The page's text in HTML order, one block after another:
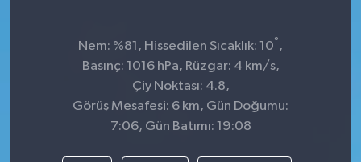
Nem: %81, Hissedilen Sıcaklık: 10° ,
Basınç: 1016 hPa, Rüzgar: 4 km/s,
Çiy Noktası: 4.8,
Görüş Mesafesi: 6 km, Gün Doğumu:
7:06, Gün Batımı: 19:08